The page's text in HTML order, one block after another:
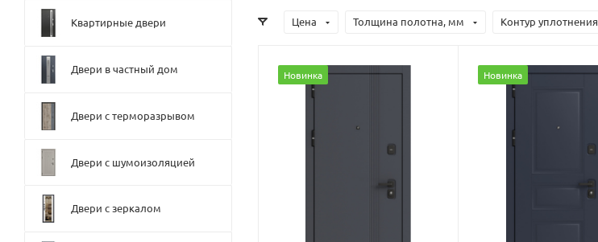
Цена Толщина полотна, мм Контур уплотнения
Новинка Новинка
Квартирные двери
Двери в частный дом
Двери с терморазрывом
Двери с шумоизоляцией
Двери с зеркалом